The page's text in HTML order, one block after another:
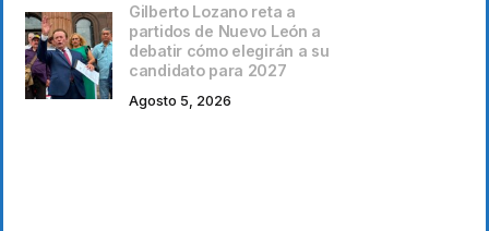
Gilberto Lozano reta a
partidos de Nuevo León a
debatir cómo elegirán a su
candidato para 2027
Agosto 5, 2026